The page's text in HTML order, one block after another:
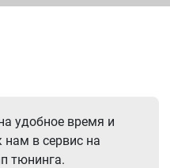
удобное время и
нам в сервис на
тюнинга.